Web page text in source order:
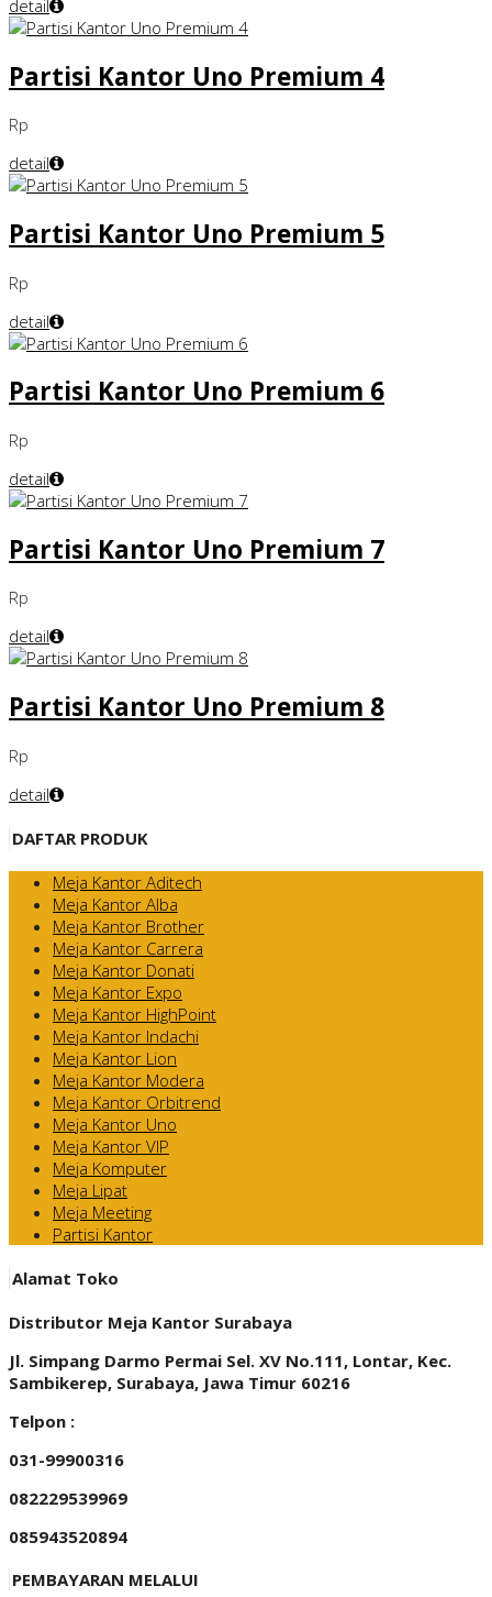
detail
Partisi Kantor Uno Premium 4
Rp
detail
Partisi Kantor Uno Premium 5
Rp
detail
Partisi Kantor Uno Premium 6
Rp
detail
Partisi Kantor Uno Premium 7
Rp
detail
Partisi Kantor Uno Premium 8
Rp
detail
DAFTAR PRODUK
Meja Kantor Aditech
Meja Kantor Alba
Meja Kantor Brother
Meja Kantor Carrera
Meja Kantor Donati
Meja Kantor Expo
Meja Kantor HighPoint
Meja Kantor Indachi
Meja Kantor Lion
Meja Kantor Modera
Meja Kantor Orbitrend
Meja Kantor Uno
Meja Kantor VIP
Meja Komputer
Meja Lipat
Meja Meeting
Partisi Kantor
Alamat Toko
Distributor Meja Kantor Surabaya
Jl. Simpang Darmo Permai Sel. XV No.111, Lontar, Kec.
Sambikerep, Surabaya, Jawa Timur 60216
Telpon :
031-99900316
082229539969
085943520894
PEMBAYARAN MELALUI